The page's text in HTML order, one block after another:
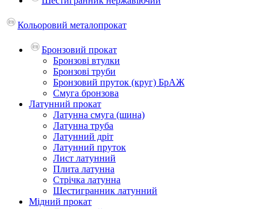
Кольоровий металопрокат
Бронзовий прокат
Бронзові втулки
Бронзові труби
Бронзовий пруток (круг) БрАЖ
Смуга бронзова
Латунний прокат
Латунна смуга (шина)
Латунна труба
Латунний дріт
Латунний пруток
Лист латунний
Плита латунна
Стрічка латунна
Шестигранник латунний
Мідний прокат